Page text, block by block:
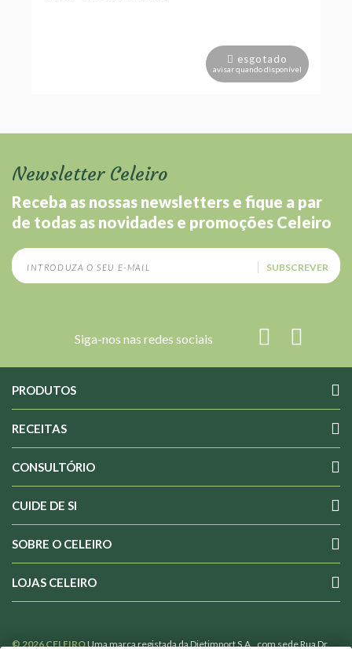
esgotado
avisar quando disponível
Newsletter Celeiro
Receba as nossas newsletters e fique a par
de todas as novidades e promoções Celeiro
SUBSCREVER
Siga-nos nas redes sociais
PRODUTOS
RECEITAS
CONSULTÓRIO
CUIDE DE SI
SOBRE O CELEIRO
LOJAS CELEIRO
© 2026 CELEIROUma marca registada da Dietimport S.A., com sede Rua Dr.